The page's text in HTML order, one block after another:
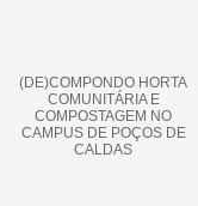
(DE)COMPONDO HORTA
COMUNITÁRIA E
COMPOSTAGEM NO
CAMPUS DE POÇOS DE
CALDAS